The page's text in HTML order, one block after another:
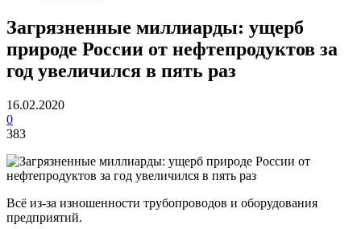
Загрязненные миллиарды: ущерб
природе России от нефтепродуктов за
год увеличился в пять раз
16.02.2020
0
383
Всё из-за изношенности трубопроводов и оборудования
предприятий.